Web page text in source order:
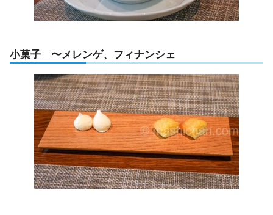
小菓子 〜メレンゲ、フィナンシェ